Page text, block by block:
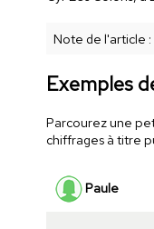
Note de l'article :
Exemples
Parcourez une
chiffrages à titre
Paule